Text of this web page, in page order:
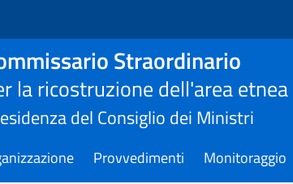
Straordinario
la ricostruzione dell'area
del Consiglio dei Ministri
Provvedimenti Monitoraggio